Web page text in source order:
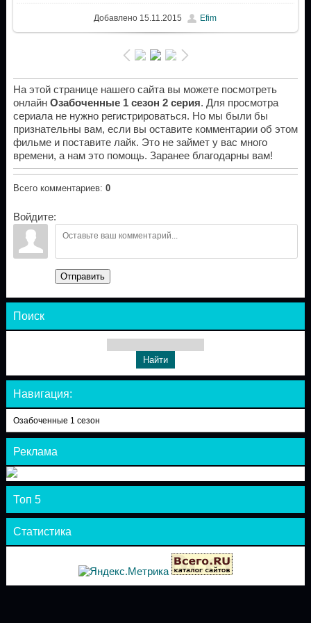
Добавлено 15.11.2015 Efim
На этой странице нашего сайта вы можете посмотреть
онлайн Озабоченные 1 сезон 2 серия. Для просмотра
сериала не нужно регистрироваться. Но мы были бы
признательны вам, если вы оставите комментарии об этом
фильме и поставите лайк. Это не займет у вас много
времени, а нам это помощь. Заранее благодарны вам!
Всего комментариев: 0
Войдите:
Отправить
Поиск
Навигация:
Озабоченные 1 сезон
Реклама
Топ 5
Статистика